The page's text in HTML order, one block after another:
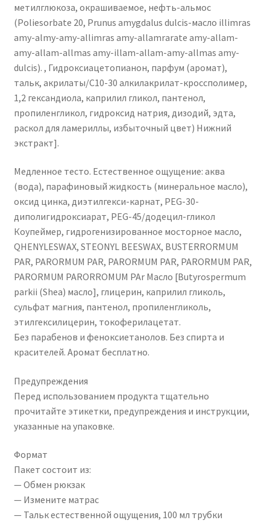
метилглюкоза, окрашиваемое, нефть-альмос
(Poliesorbate 20, Prunus amygdalus dulcis-масло illimras
amy-almy-amy-allimras amy-allamrarate amy-allam-
amy-allam-allmas amy-illam-allam-amy-allmas amy-
dulcis). , Гидроксиацетопианон, парфум (аромат),
тальк, акрилаты/C10-30 алкилакрилат-кроссполимер,
1,2 гександиола, каприлил гликол, пантенол,
пропиленгликол, гидроксид натрия, дизодий, эдта,
раскол для ламериллы, избыточный цвет) Нижний
экстракт].
Медленное тесто. Естественное ощущение: аква
(вода), парафиновый жидкость (минеральное масло),
оксид цинка, диэтилгекси-карнат, PEG-30-
диполигидроксиарат, PEG-45/додецил-гликол
Коупеймер, гидрогенизированное мосторное масло,
QHENYLESWAX, STEONYL BEESWAX, BUSTERRORMUM
PAR, PARORMUM PAR, PARORMUM PAR, PARORMUM PAR,
PARORMUM PARORROMUM PAr Масло [Butyrospermum
parkii (Shea) масло], глицерин, каприлил гликоль,
сульфат магния, пантенол, пропиленгликоль,
этилгексилицерин, токоферилацетат.
Без парабенов и феноксиетанолов. Без спирта и
красителей. Аромат бесплатно.
Предупреждения
Перед использованием продукта тщательно
прочитайте этикетки, предупреждения и инструкции,
указанные на упаковке.
Формат
Пакет состоит из:
— Обмен рюкзак
— Измените матрас
— Тальк естественной ощущения, 100 мл трубки